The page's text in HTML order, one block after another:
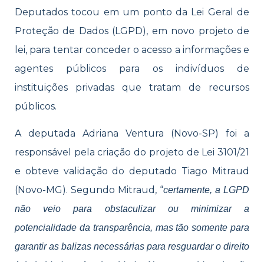
Deputados tocou em um ponto da Lei Geral de
Proteção de Dados (LGPD), em novo projeto de
lei, para tentar conceder o acesso a informações e
agentes públicos para os indivíduos de
instituições privadas que tratam de recursos
públicos.
A deputada Adriana Ventura (Novo-SP) foi a
responsável pela criação do projeto de Lei 3101/21
e obteve validação do deputado Tiago Mitraud
(Novo-MG). Segundo Mitraud, “certamente, a LGPD
não veio para obstaculizar ou minimizar a
potencialidade da transparência, mas tão somente para
garantir as balizas necessárias para resguardar o direito